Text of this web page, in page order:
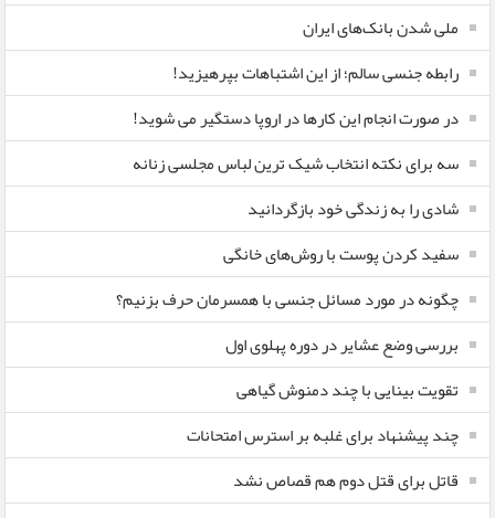
ملی شدن بانک‌های ایران
رابطه جنسی سالم؛ از این اشتباهات بپرهیزید!
در صورت انجام این کارها در اروپا دستگیر می شوید!
سه برای نکته انتخاب شیک ترین لباس مجلسی زنانه
شادی را به زندگی خود بازگردانید
سفید کردن پوست با روش‌های خانگی
چگونه در مورد مسائل جنسی با همسرمان حرف بزنیم؟
بررسی وضع عشایر در دوره پهلوی اول
تقویت بینایی با چند دمنوش گیاهی
چند پیشنهاد برای غلبه بر استرس امتحانات
قاتل برای قتل دوم هم قصاص نشد